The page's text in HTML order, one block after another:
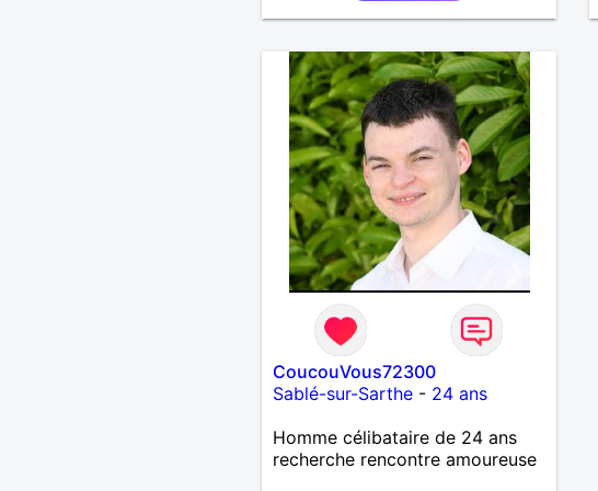
CoucouVous72300
Sablé-sur-Sarthe- 24 ans
Homme célibataire de 24 ans
recherche rencontre amoureuse